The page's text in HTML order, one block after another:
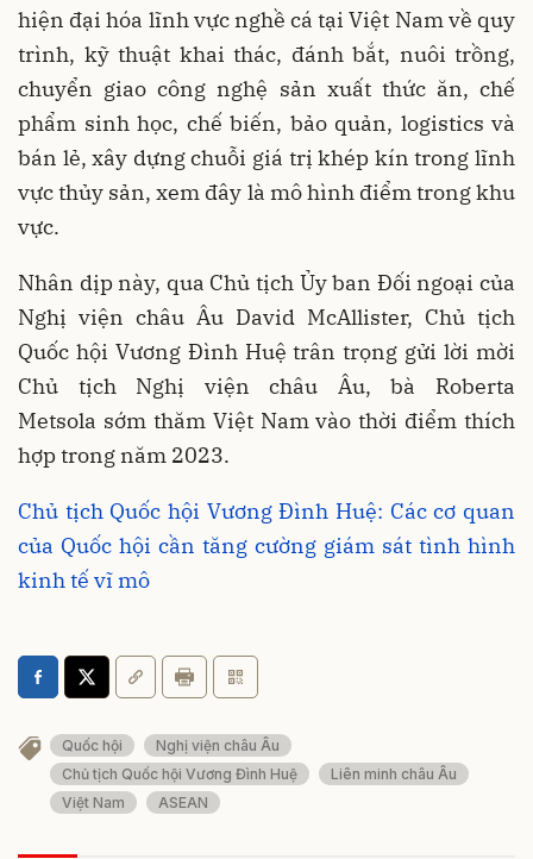
hiện đại hóa lĩnh vực nghề cá tại Việt Nam về quy
trình, kỹ thuật khai thác, đánh bắt, nuôi trồng,
chuyển giao công nghệ sản xuất thức ăn, chế
phẩm sinh học, chế biến, bảo quản, logistics và
bán lẻ, xây dựng chuỗi giá trị khép kín trong lĩnh
vực thủy sản, xem đây là mô hình điểm trong khu
vực.
Nhân dịp này, qua Chủ tịch Ủy ban Đối ngoại của
Nghị viện châu Âu David McAllister, Chủ tịch
Quốc hội Vương Đình Huệ trân trọng gửi lời mời
Chủ tịch Nghị viện châu Âu, bà Roberta
Metsola sớm thăm Việt Nam vào thời điểm thích
hợp trong năm 2023.
Chủ tịch Quốc hội Vương Đình Huệ: Các cơ quan
của Quốc hội cần tăng cường giám sát tình hình
kinh tế vĩ mô
Quốc hội
Nghị viện châu Âu
Chủ tịch Quốc hội Vương Đình Huệ
Liên minh châu Âu
Việt Nam
ASEAN